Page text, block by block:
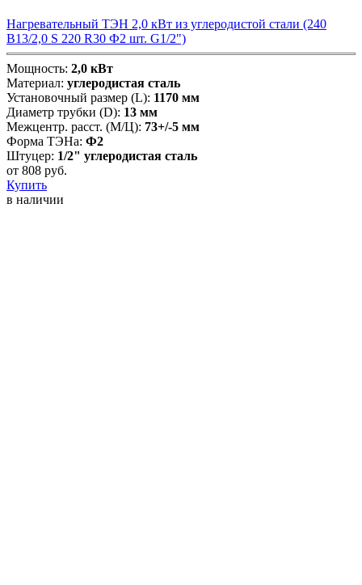
Нагревательный ТЭН 2,0 кВт из углеродистой стали (240
В13/2,0 S 220 R30 Ф2 шт. G1/2")
Мощность: 2,0 кВт
Материал: углеродистая сталь
Установочный размер (L): 1170 мм
Диаметр трубки (D): 13 мм
Межцентр. расст. (М/Ц): 73+/-5 мм
Форма ТЭНа: Ф2
Штуцер: 1/2" углеродистая сталь
от 808 руб.
Купить
в наличии